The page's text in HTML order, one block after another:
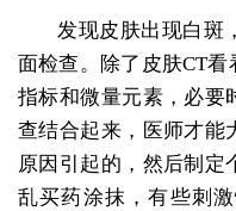
发现皮肤出现白斑
面检查。除了皮肤CT
指标和微量元素，必要
查结合起来，医师才能
原因引起的，然后制定
乱买药涂抹，有些刺